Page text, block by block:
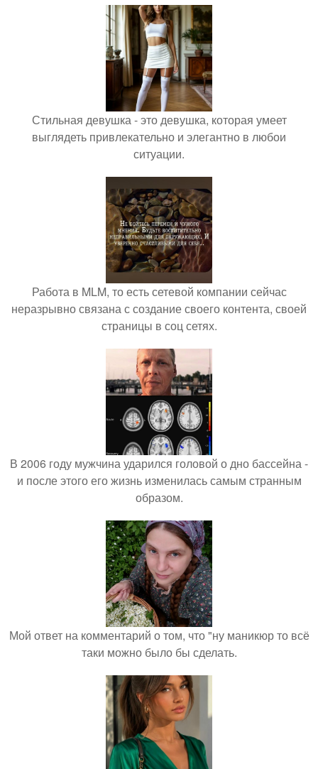
Стильная девушка - это девушка, которая умеет
выглядеть привлекательно и элегантно в любои
ситуации.
Работа в MLM, то есть сетевой компании сейчас
неразрывно связана с создание своего контента, своей
страницы в соц сетях.
В 2006 году мужчина ударился головой о дно бассейна -
и после этого его жизнь изменилась самым странным
образом.
Мой ответ на комментарий о том, что "ну маникюр то всё
таки можно было бы сделать.